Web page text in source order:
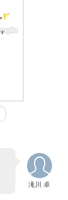
滝川 卓